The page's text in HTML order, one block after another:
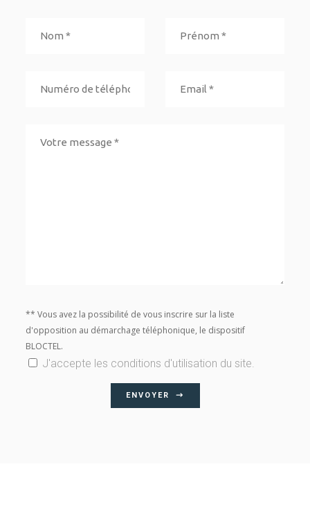
** Vous avez la possibilité de vous inscrire sur la liste
d'opposition au démarchage téléphonique, le dispositif
BLOCTEL.
J'accepte les conditions d'utilisation du site.
ENVOYER